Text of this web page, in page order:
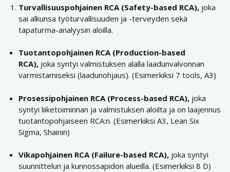
Turvallisuuspohjainen RCA (Safety-based RCA), joka
sai alkunsa työturvallisuuden ja -terveyden sekä
tapaturma-analyysin aloilla.
Tuotantopohjainen RCA (Production-based
RCA), joka syntyi valmistuksen alalla laadunvalvonnan
varmistamiseksi (laadunohjaus). (Esimerkiksi 7 tools, A3)
Prosessipohjainen RCA (Process-based RCA), joka
syntyi liiketoiminnan ja valmistuksen aloilta ja on laajennus
tuotantopohjaiseen RCA:n. (Esimerkiksi A3, Lean Six
Sigma, Shainin)
Vikapohjainen RCA (Failure-based RCA), joka syntyi
suunnittelun ja kunnossapidon alueilla. (Esimerkiksi 8 D)